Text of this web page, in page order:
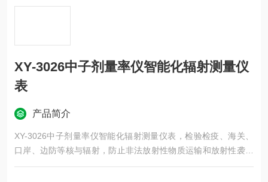
XY-3026中子剂量率仪智能化辐射测量仪
表
产品简介
XY-3026中子剂量率仪智能化辐射测量仪表，检验检疫、海关、
口岸、边防等核与辐射，防止非法放射性物质运输和放射性袭击
等；